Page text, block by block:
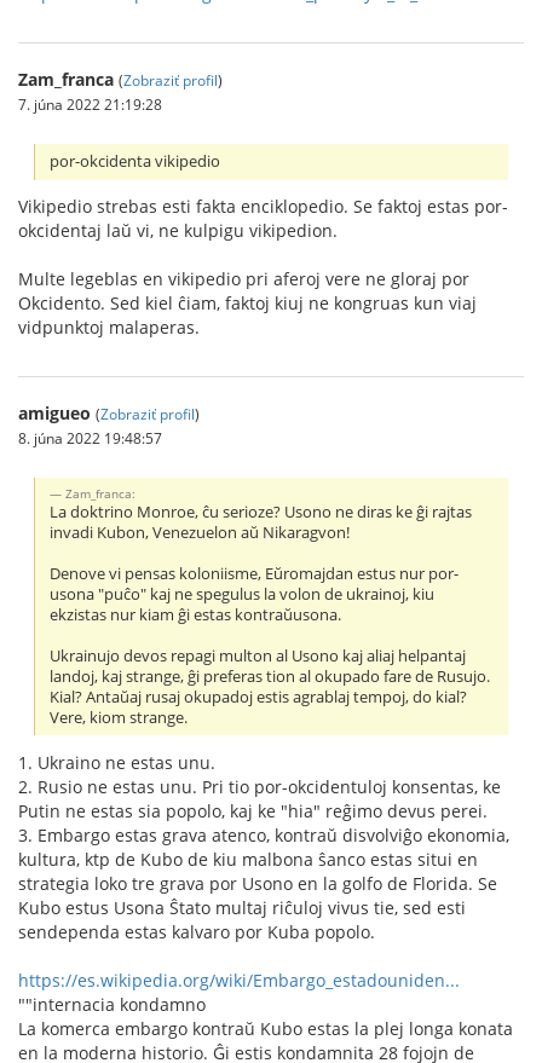
Zam_franca (Zobraziť profil)
7. júna 2022 21:19:28
por-okcidenta vikipedio
Vikipedio strebas esti fakta enciklopedio. Se faktoj estas por-
okcidentaj laŭ vi, ne kulpigu vikipedion.
Multe legeblas en vikipedio pri aferoj vere ne gloraj por
Okcidento. Sed kiel ĉiam, faktoj kiuj ne kongruas kun viaj
vidpunktoj malaperas.
amigueo (Zobraziť profil)
8. júna 2022 19:48:57
Zam_franca:
La doktrino Monroe, ĉu serioze? Usono ne diras ke ĝi rajtas
invadi Kubon, Venezuelon aŭ Nikaragvon!
Denove vi pensas koloniisme, Eŭromajdan estus nur por-
usona "puĉo" kaj ne spegulus la volon de ukrainoj, kiu
ekzistas nur kiam ĝi estas kontraŭusona.
Ukrainujo devos repagi multon al Usono kaj aliaj helpantaj
landoj, kaj strange, ĝi preferas tion al okupado fare de Rusujo.
Kial? Antaŭaj rusaj okupadoj estis agrablaj tempoj, do kial?
Vere, kiom strange.
1. Ukraino ne estas unu.
2. Rusio ne estas unu. Pri tio por-okcidentuloj konsentas, ke
Putin ne estas sia popolo, kaj ke "hia" reĝimo devus perei.
3. Embargo estas grava atenco, kontraŭ disvolviĝo ekonomia,
kultura, ktp de Kubo de kiu malbona ŝanco estas situi en
strategia loko tre grava por Usono en la golfo de Florida. Se
Kubo estus Usona Ŝtato multaj riĉuloj vivus tie, sed esti
sendependa estas kalvaro por Kuba popolo.
https://es.wikipedia.org/wiki/Embargo_estadouniden...
""internacia kondamno
La komerca embargo kontraŭ Kubo estas la plej longa konata
en la moderna historio. Ĝi estis kondamnita 28 fojojn de